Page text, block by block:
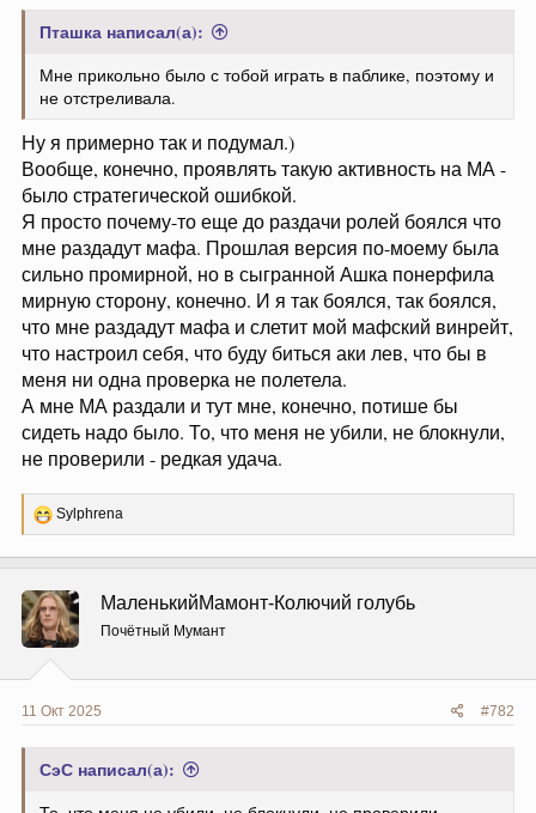
Пташка написал(а):
Мне прикольно было с тобой играть в паблике, поэтому и
не отстреливала.
Ну я примерно так и подумал.)
Вообще, конечно, проявлять такую активность на МА -
было стратегической ошибкой.
Я просто почему-то еще до раздачи ролей боялся что
мне раздадут мафа. Прошлая версия по-моему была
сильно промирной, но в сыгранной Ашка понерфила
мирную сторону, конечно. И я так боялся, так боялся,
что мне раздадут мафа и слетит мой мафский винрейт,
что настроил себя, что буду биться аки лев, что бы в
меня ни одна проверка не полетела.
А мне МА раздали и тут мне, конечно, потише бы
сидеть надо было. То, что меня не убили, не блокнули,
не проверили - редкая удача.
Р
ц
и
и
:
Sylphrena
МаленькийМамонт-Колючий голубь
Почётный Мумант
11 Окт 2025 #782
СэС написал(а):